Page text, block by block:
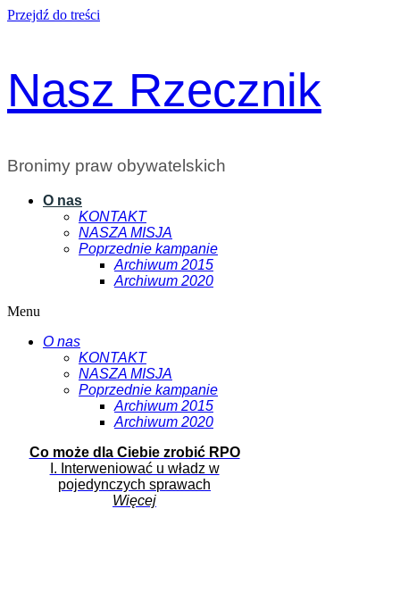
Przejdź do treści
Nasz Rzecznik
Bronimy praw obywatelskich
O nas
KONTAKT
NASZA MISJA
Poprzednie kampanie
Archiwum 2015
Archiwum 2020
Menu
O nas
KONTAKT
NASZA MISJA
Poprzednie kampanie
Archiwum 2015
Archiwum 2020
Co może dla Ciebie zrobić RPO
I. Interweniować u władz w
pojedynczych sprawach
Więcej